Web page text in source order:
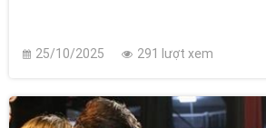
25/10/2025 291 lượt xem